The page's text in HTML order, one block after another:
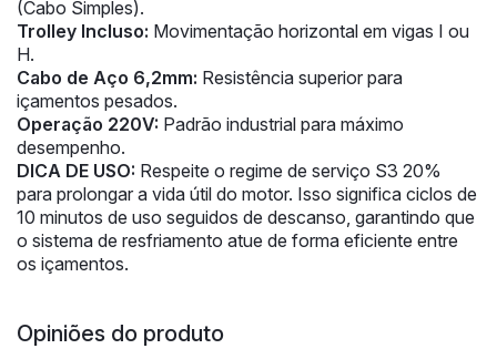
(Cabo Simples).
Trolley Incluso: Movimentação horizontal em vigas I ou
H.
Cabo de Aço 6,2mm: Resistência superior para
içamentos pesados.
Operação 220V: Padrão industrial para máximo
desempenho.
DICA DE USO: Respeite o regime de serviço S3 20%
para prolongar a vida útil do motor. Isso significa ciclos de
10 minutos de uso seguidos de descanso, garantindo que
o sistema de resfriamento atue de forma eficiente entre
os içamentos.
Opiniões do produto